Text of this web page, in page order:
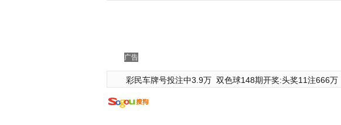
广告
彩民车牌号投注中3.9万 双色球148期开奖:头奖11注666万